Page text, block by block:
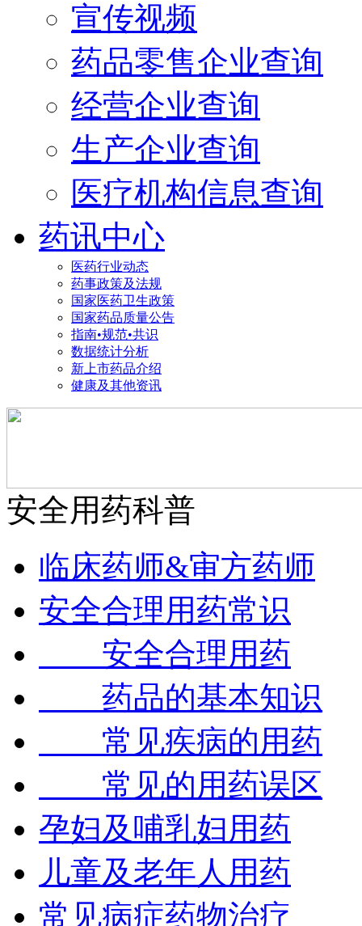
宣传视频
药品零售企业查询
经营企业查询
生产企业查询
医疗机构信息查询
药讯中心
医药行业动态
药事政策及法规
国家医药卫生政策
国家药品质量公告
指南•规范•共识
数据统计分析
新上市药品介绍
健康及其他资讯
安全用药科普
临床药师&审方药师
安全合理用药常识
安全合理用药
药品的基本知识
常见疾病的用药
常见的用药误区
孕妇及哺乳妇用药
儿童及老年人用药
常见病症药物治疗